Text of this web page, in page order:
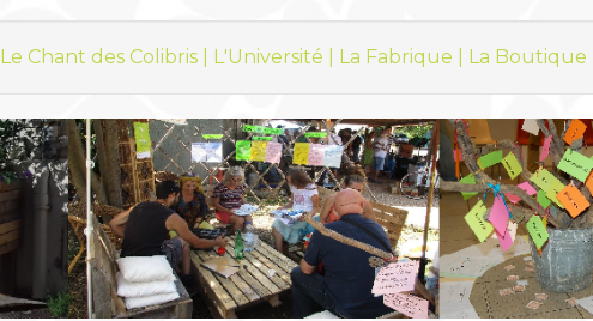
Le Chant des Colibris | L'Université | La Fabrique | La Boutique |